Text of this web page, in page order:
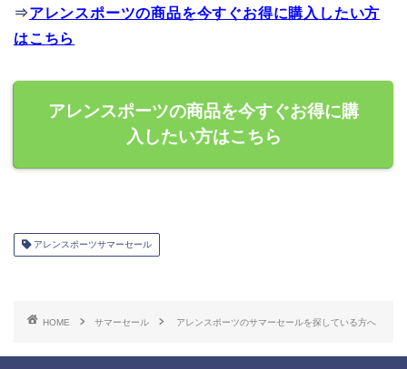
⇒アレンスポーツの商品を今すぐお得に購入したい方
はこちら
アレンスポーツの商品を今すぐお得に購
入したい方はこちら
アレンスポーツサマーセール
HOME サマーセール アレンスポーツのサマーセールを探している方へ